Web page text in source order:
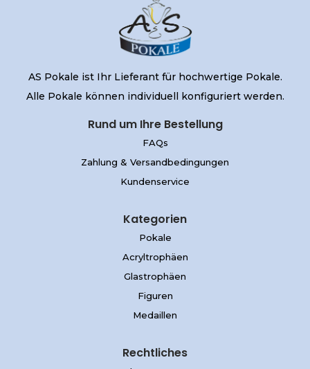
AS Pokale ist Ihr Lieferant für hochwertige Pokale.
Alle Pokale können individuell konfiguriert werden.
Rund um Ihre Bestellung
FAQs
Zahlung & Versandbedingungen
Kundenservice
Kategorien
Pokale
Acryltrophäen
Glastrophäen
Figuren
Medaillen
Rechtliches